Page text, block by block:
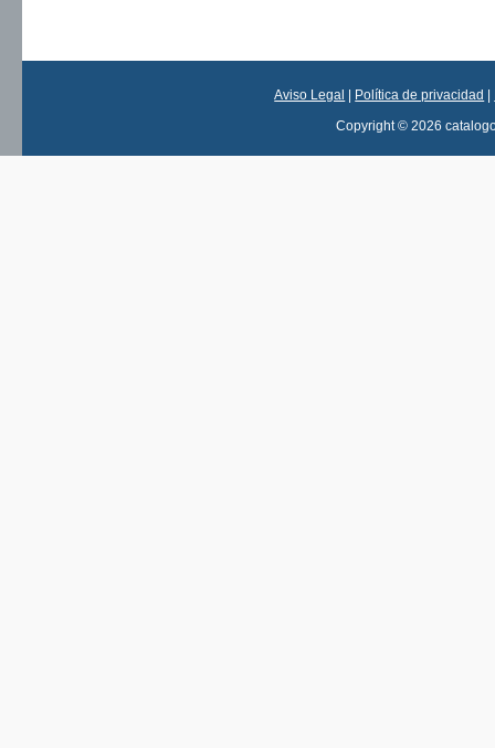
Aviso Legal Política de privacidad
Copyright © 2026